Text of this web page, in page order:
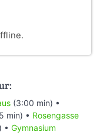
(3:00 min) •
min) • Rosengasse
• Gymnasium